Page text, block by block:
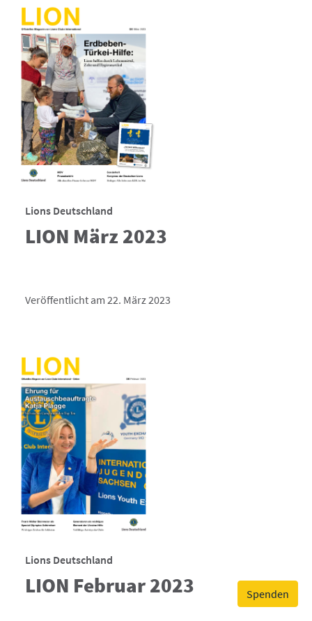
Spenden
Lions Deutschland
LION März 2023
Veröffentlicht am 22. März 2023
Lions Deutschland
LION Februar 2023